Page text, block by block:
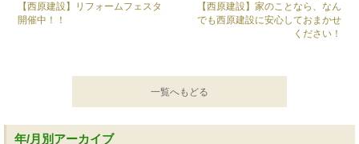
【西原建設】家のことなら、なん
でも西原建設に安心しておまかせ
ください！
【西原建設】リフォームフェスタ
開催中！！
一覧へもどる
年/月別アーカイブ